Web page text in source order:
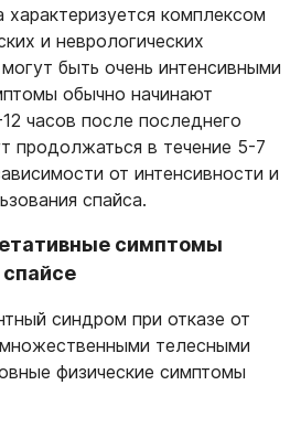
характеризуется комплексом
и неврологических
быть очень интенсивными
обычно начинают
часов после последнего
продолжаться в течение 5-7
от интенсивности и
спайса.
симптомы
синдром при отказе от
телесными
физические симптомы